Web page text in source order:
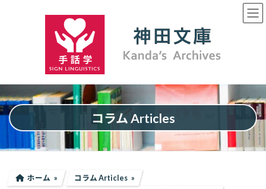
ッ
プ
移
動
コラム Articles
ホーム
コラム Articles